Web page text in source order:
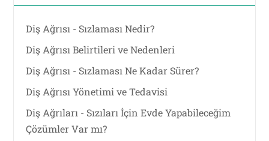
Diş Ağrısı - Sızlaması Nedir?
Diş Ağrısı Belirtileri ve Nedenleri
Diş Ağrısı - Sızlaması Ne Kadar Sürer?
Diş Ağrısı Yönetimi ve Tedavisi
Diş Ağrıları - Sızıları İçin Evde Yapabileceğim
Çözümler Var mı?